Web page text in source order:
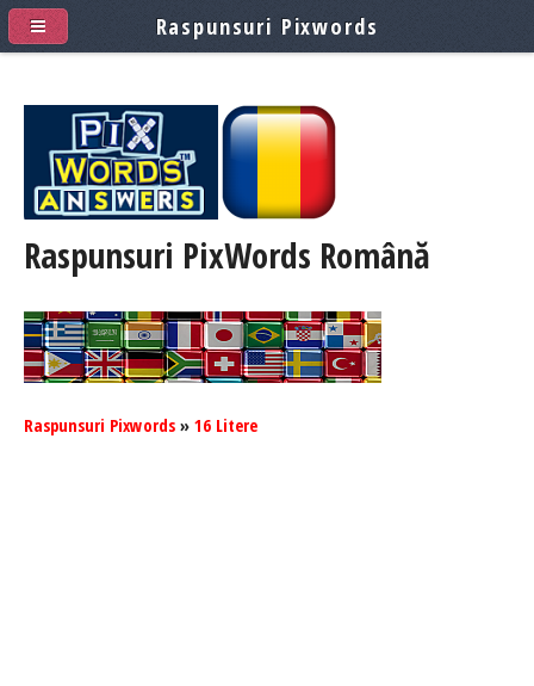
Raspunsuri PixWords Română
Raspunsuri Pixwords » 16 Litere
Raspunsuri Pixwords